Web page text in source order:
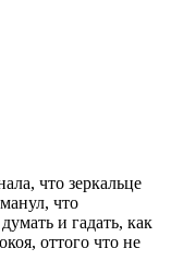
что зеркальце
что
и гадать, как
оттого что не